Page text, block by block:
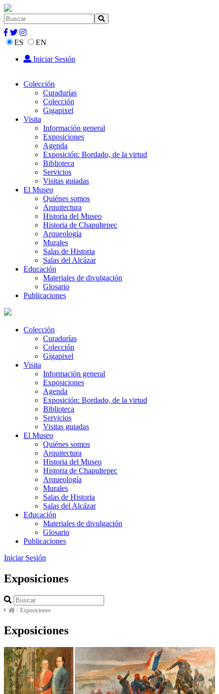
ES
EN
Iniciar Sesión
Colección
Curadurías
Colección
Gigapixel
Visita
Información general
Exposiciones
Agenda
Exposición: Bordado, de la virtud
Biblioteca
Servicios
Visitas guiadas
El Museo
Quiénes somos
Arquitectura
Historia del Museo
Historia de Chapultepec
Arqueología
Murales
Salas de Historia
Salas del Alcázar
Educación
Materiales de divulgación
Glosario
Publicaciones
Colección
Curadurías
Colección
Gigapixel
Visita
Información general
Exposiciones
Agenda
Exposición: Bordado, de la virtud
Biblioteca
Servicios
Visitas guiadas
El Museo
Quiénes somos
Arquitectura
Historia del Museo
Historia de Chapultepec
Arqueología
Murales
Salas de Historia
Salas del Alcázar
Educación
Materiales de divulgación
Glosario
Publicaciones
Iniciar Sesión
Exposiciones
/ Exposiciones
Exposiciones